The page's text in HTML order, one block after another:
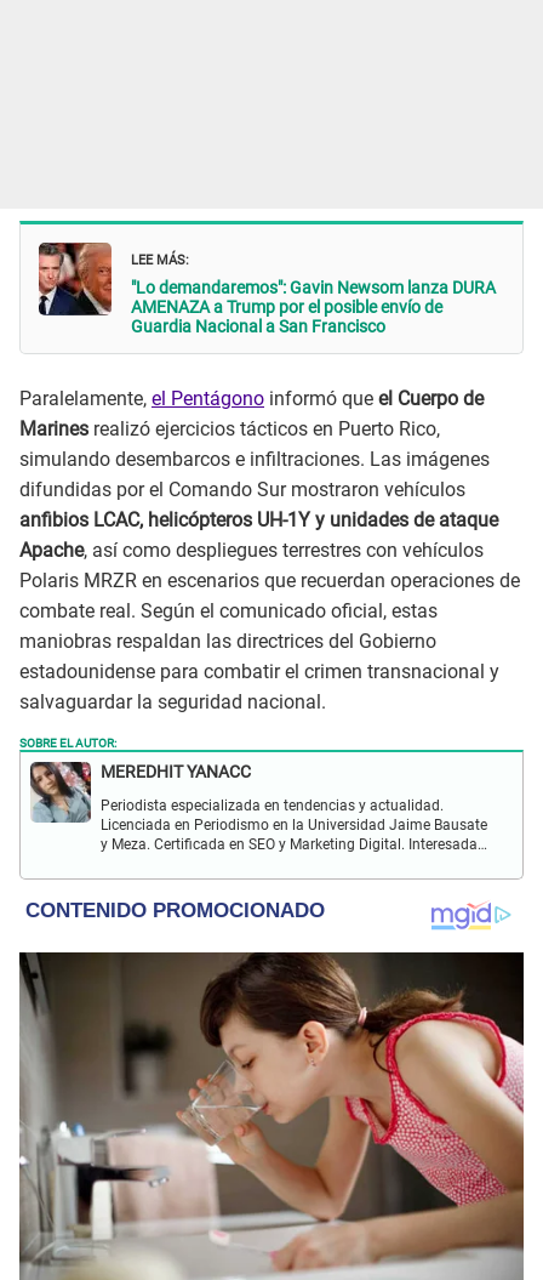
LEE MÁS:
"Lo demandaremos": Gavin Newsom lanza DURA
AMENAZA a Trump por el posible envío de
Guardia Nacional a San Francisco
Paralelamente, el Pentágono informó que el Cuerpo de
Marines realizó ejercicios tácticos en Puerto Rico,
simulando desembarcos e infiltraciones. Las imágenes
difundidas por el Comando Sur mostraron vehículos
anfibios LCAC, helicópteros UH-1Y y unidades de ataque
Apache, así como despliegues terrestres con vehículos
Polaris MRZR en escenarios que recuerdan operaciones de
combate real. Según el comunicado oficial, estas
maniobras respaldan las directrices del Gobierno
estadounidense para combatir el crimen transnacional y
salvaguardar la seguridad nacional.
SOBRE EL AUTOR:
MEREDHIT YANACC
Periodista especializada en tendencias y actualidad.
Licenciada en Periodismo en la Universidad Jaime Bausate
y Meza. Certificada en SEO y Marketing Digital. Interesada
farándula y más.